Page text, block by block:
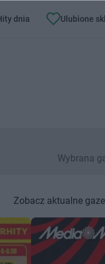
dnia Ulubione
Wybrana
Zobacz aktualne